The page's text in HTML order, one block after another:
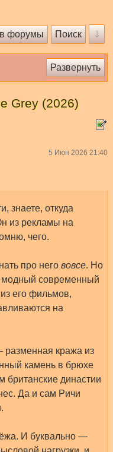
Grey (2026)
5 Июн 2026 21:40
знаете, откуда
из рекламы на
чего.
про него вовсе. Но
модный современный
его фильмов,
на
разменная кража из
камень в брюхе
британские династии
Да и сам Ричи
И буквально —